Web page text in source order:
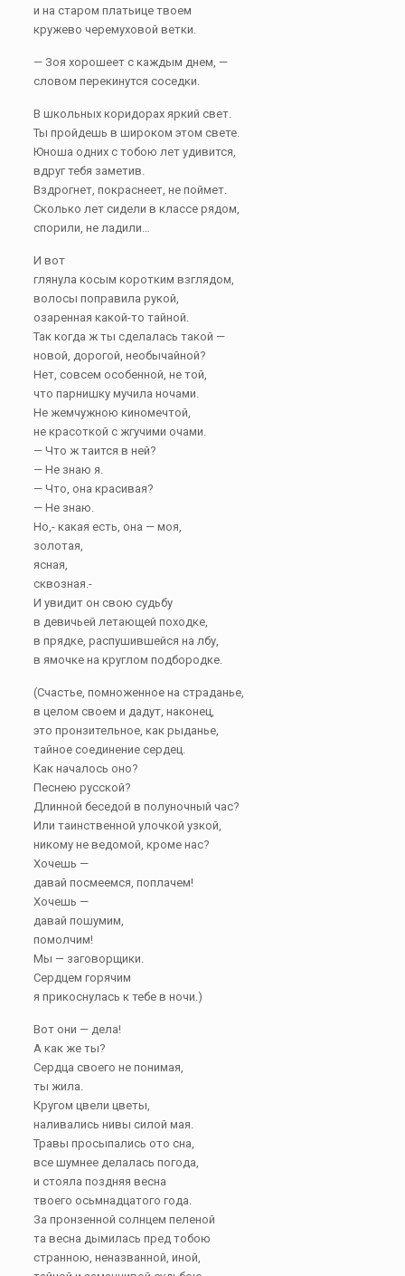
и на старом платьице твоем
кружево черемуховой ветки.
— Зоя хорошеет с каждым днем, —
словом перекинутся соседки.
В школьных коридорах яркий свет.
Ты пройдешь в широком этом свете.
Юноша одних с тобою лет удивится,
вдруг тебя заметив.
Вздрогнет, покраснеет, не поймет.
Сколько лет сидели в классе рядом,
спорили, не ладили…
И вот
глянула косым коротким взглядом,
волосы поправила рукой,
озаренная какой-то тайной.
Так когда ж ты сделалась такой —
новой, дорогой, необычайной?
Нет, совсем особенной, не той,
что парнишку мучила ночами.
Не жемчужною киномечтой,
не красоткой с жгучими очами.
— Что ж таится в ней?
— Не знаю я.
— Что, она красивая?
— Не знаю.
Но,- какая есть, она — моя,
золотая,
ясная,
сквозная.-
И увидит он свою судьбу
в девичьей летающей походке,
в прядке, распушившейся на лбу,
в ямочке на круглом подбородке.
(Счастье, помноженное на страданье,
в целом своем и дадут, наконец,
это пронзительное, как рыданье,
тайное соединение сердец.
Как началось оно?
Песнею русской?
Длинной беседой в полуночный час?
Или таинственной улочкой узкой,
никому не ведомой, кроме нас?
Хочешь —
давай посмеемся, поплачем!
Хочешь —
давай пошумим,
помолчим!
Мы — заговорщики.
Сердцем горячим
я прикоснулась к тебе в ночи.)
Вот они — дела!
А как же ты?
Сердца своего не понимая,
ты жила.
Кругом цвели цветы,
наливались нивы силой мая.
Травы просыпались ото сна,
все шумнее делалась погода,
и стояла поздняя весна
твоего осьмнадцатого года.
За пронзенной солнцем пеленой
та весна дымилась пред тобою
странною, неназванной, иной,